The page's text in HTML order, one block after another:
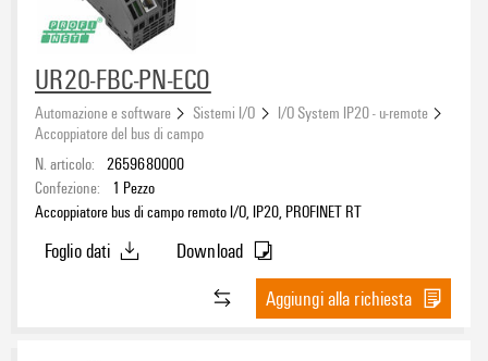
UR20-FBC-PN-ECO
Automazione e software Sistemi I/O
I/O System IP20 - u-remote
Accoppiatore del bus di campo
N. articolo: 2659680000
Confezione:
1 Pezzo
Accoppiatore bus di campo remoto I/O, IP20, PROFINET RT
Foglio dati
Download
Aggiungi alla richiesta